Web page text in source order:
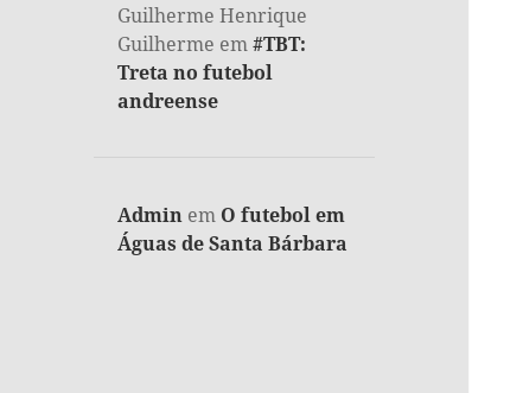
Guilherme Henrique
Guilherme em#TBT:
Treta no futebol
andreense
Admin em O futebol em
Águas de Santa Bárbara